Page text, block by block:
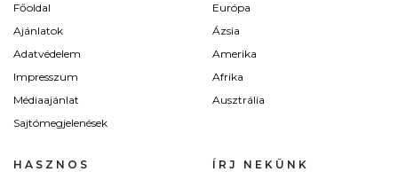
Főoldal
Ajánlatok
Adatvédelem
Impresszum
Médiaajánlat
Sajtómegjelenések
Európa
Ázsia
Amerika
Afrika
Ausztrália
HASZNOS ÍRJ NEKÜNK